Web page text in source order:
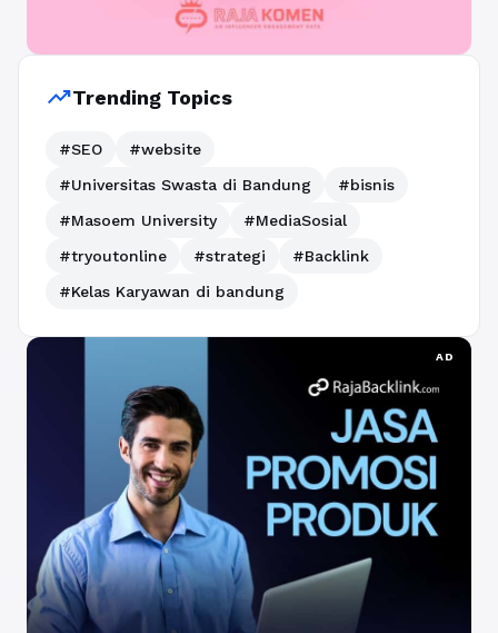
trending_upTrending Topics
#SEO
#website
#Universitas Swasta di Bandung
#bisnis
#Masoem University
#MediaSosial
#tryoutonline
#strategi
#Backlink
#Kelas Karyawan di bandung
AD